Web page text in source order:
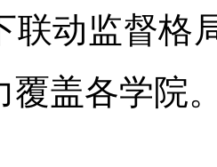
联动监督格
覆盖各学院